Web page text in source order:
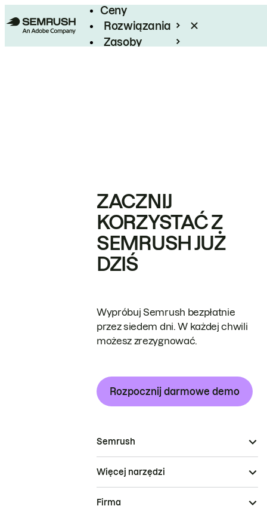
Ceny
Rozwiązania
Zasoby
ZACZNIJ
KORZYSTAĆ Z
SEMRUSH JUŻ
DZIŚ
Wypróbuj Semrush bezpłatnie
przez siedem dni. W każdej chwili
możesz zrezygnować.
Rozpocznij darmowe demo
Semrush
Więcej narzędzi
Firma